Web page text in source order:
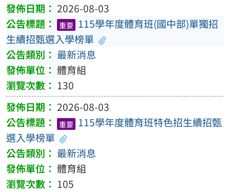
2026-08-03
重要 115學年度體育班(國中部)單獨招
生續招甄選入學榜單
最新消息
體育組
130
2026-08-03
重要 115學年度體育班特色招生續招甄
選入學榜單
最新消息
體育組
105